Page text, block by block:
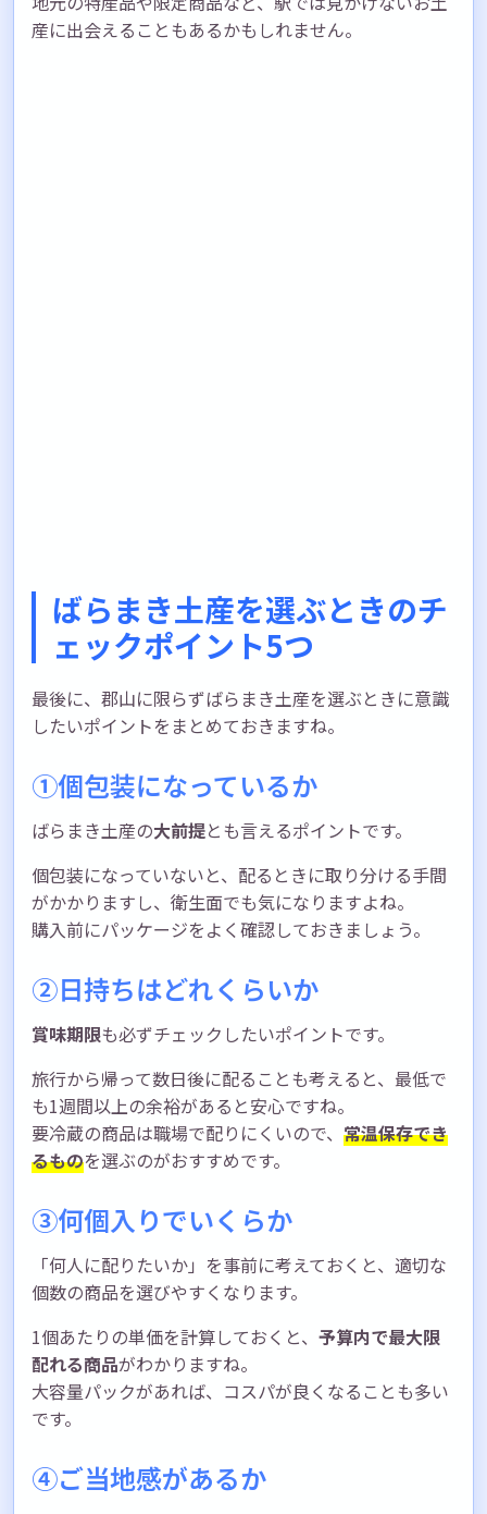
産に出会えることもあるかもしれません。
ばらまき土産を選ぶときのチ
ェックポイント5つ
最後に、郡山に限らずばらまき土産を選ぶときに意識
したいポイントをまとめておきますね。
①個包装になっているか
ばらまき土産の大前提とも言えるポイントです。
個包装になっていないと、配るときに取り分ける手間
がかかりますし、衛生面でも気になりますよね。
購入前にパッケージをよく確認しておきましょう。
②日持ちはどれくらいか
賞味期限も必ずチェックしたいポイントです。
旅行から帰って数日後に配ることも考えると、最低で
も1週間以上の余裕があると安心ですね。
要冷蔵の商品は職場で配りにくいので、 常温保存でき
るものを選ぶのがおすすめです。
③何個入りでいくらか
「何人に配りたいか」を事前に考えておくと、適切な
個数の商品を選びやすくなります。
1個あたりの単価を計算しておくと、 予算内で最大限
配れる商品がわかりますね。
大容量パックがあれば、コスパが良くなることも多い
です。
④ご当地感があるか